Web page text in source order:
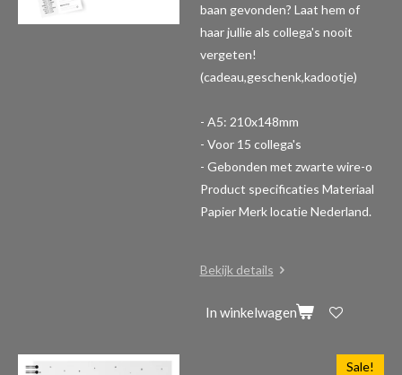
baan gevonden? Laat hem of
haar jullie als collega's nooit
vergeten!
(cadeau,geschenk,kadootje)
- A5: 210x148mm
- Voor 15 collega's
- Gebonden met zwarte wire-o
Product specificaties Materiaal
Papier Merk locatie Nederland.
Bekijk details
In winkelwagen
Sale!